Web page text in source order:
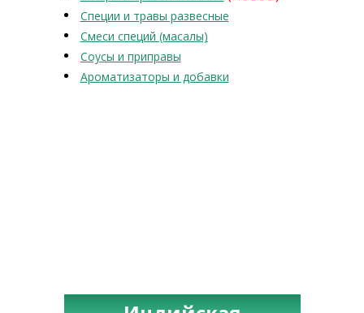
Специи и травы развесные
Смеси специй (масалы)
Соусы и приправы
Ароматизаторы и добавки